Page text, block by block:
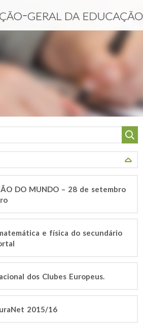
DO MUNDO – 28 de setembro
e física do secundário
dos Clubes Europeus.
2015/16